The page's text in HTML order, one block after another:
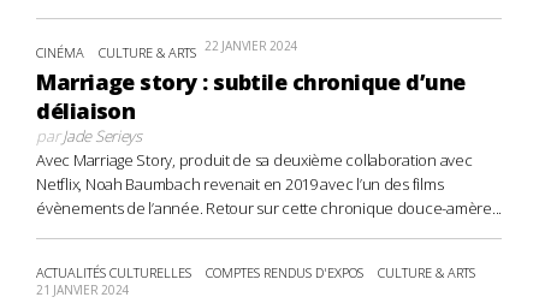
CINÉMA CULTURE & ARTS 22 JANVIER 2024
Marriage story : subtile chronique d’une
déliaison
parJade Serieys
Avec Marriage Story, produit de sa deuxième collaboration avec
Netflix, Noah Baumbach revenait en 2019 avec l’un des films
évènements de l’année. Retour sur cette chronique douce-amère...
ACTUALITÉS CULTURELLES COMPTES RENDUS D'EXPOS CULTURE & ARTS
21 JANVIER 2024